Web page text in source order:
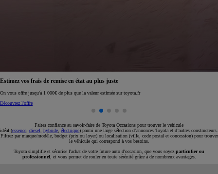
Réservez en ligne votre occasion pour 1€ seulement
Réservez en ligne
Faites confiance au savoir-faire de Toyota Occasions pour trouver le véhicule
idéal (essence diesel hybride électrique) parmi une large sélection d’annonces Toyota et d’autres constructeurs.
Filtrez par marque/modèle, budget (prix ou loyer) ou localisation (ville, code postal et concession) pour trouver
le véhicule qui correspond à vos besoins.
Toyota simplifie et sécurise l'achat de votre future auto d'occasion, que vous soyez particulier ou
professionnel , et vous permet de rouler en toute sérénité grâce à de nombreux avantages.